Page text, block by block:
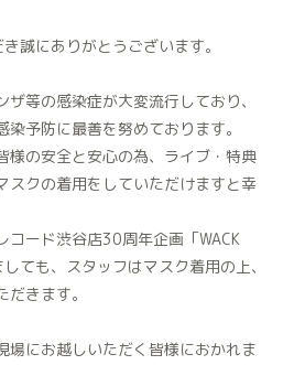
誠にありがとうございます。
等の感染症が大変流行しており、
予防に最善を努めております。
様の安全と安心の為、ライブ・特典
スクの着用をしていただけますと幸
コード渋谷店30周年企画「WACK
ても、スタッフはマスク着用の上、
きます。
場にお越しいただく皆様におかれま